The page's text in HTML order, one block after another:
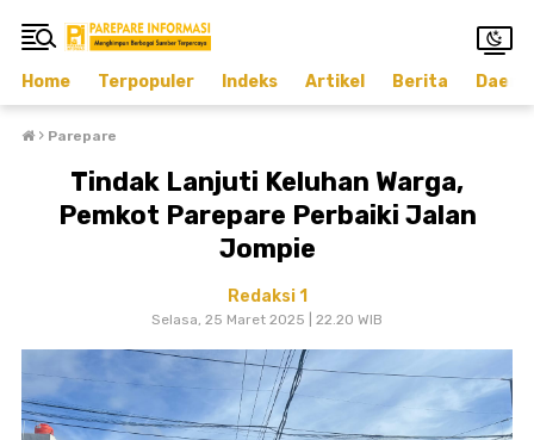
Home Terpopuler Indeks Artikel Berita
› Parepare
Tindak Lanjuti Keluhan Warga,
Pemkot Parepare Perbaiki Jalan
Jompie
Redaksi 1
Selasa, 25 Maret 2025 | 22.20 WIB